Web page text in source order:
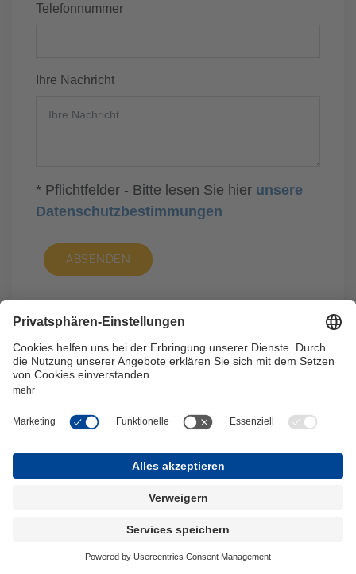
Telefonnummer
Ihre Nachricht
* Pflichtfelder - Bitte lesen Sie hier unsere
Datenschutzbestimmungen
ABSENDEN
Wo wir sind
Belgradstraße 59